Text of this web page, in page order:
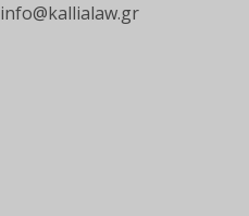
info@kallialaw.gr